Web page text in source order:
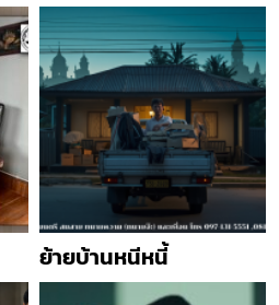
ย้ายบ้านหนีหนี้